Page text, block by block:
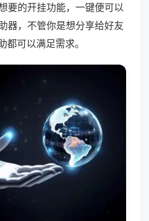
要的开挂功能，一键便可以
器，不管你是想分享给好友
都可以满足需求。